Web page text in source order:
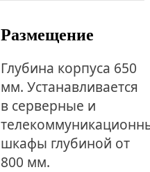
Размещение
Глубина корпуса 650
мм. Устанавливается
в серверные и
шкафы глубиной от
800 мм.